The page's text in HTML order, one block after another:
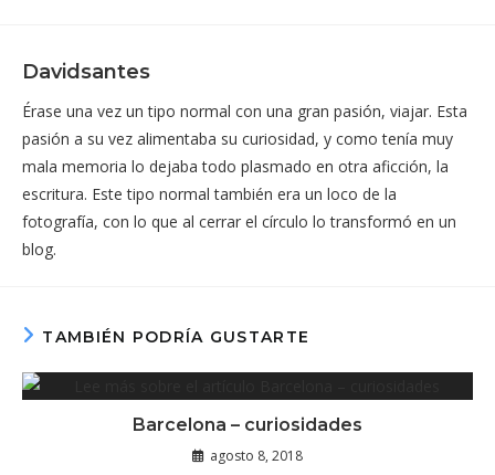
Davidsantes
Érase una vez un tipo normal con una gran pasión, viajar. Esta
pasión a su vez alimentaba su curiosidad, y como tenía muy
mala memoria lo dejaba todo plasmado en otra aficción, la
escritura. Este tipo normal también era un loco de la
fotografía, con lo que al cerrar el círculo lo transformó en un
blog.
TAMBIÉN PODRÍA GUSTARTE
Barcelona – curiosidades
agosto 8, 2018